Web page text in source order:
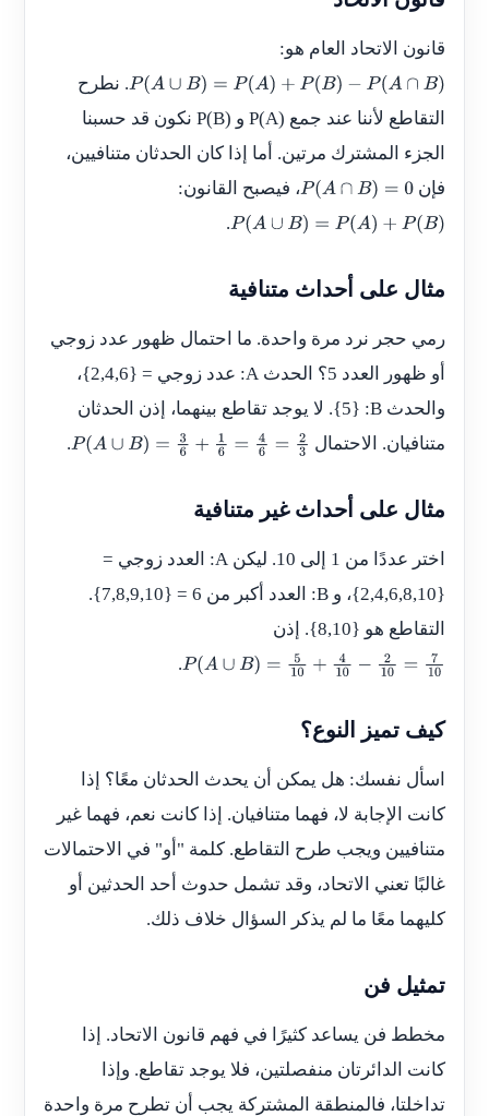
قانون الاتحاد العام هو:
P(A∪B )=P (A )+P(B )− P(A∩B)
. نطرح
التقاطع لأننا عند جمع P(A)و P(B)نكون قد حسبنا
الجزء المشترك مرتين. أما إذا كان الحدثان متنافيين،
فإن
P(A∩ B )=0
، فيصبح القانون:
P(A∪B )=P (A )+P(B )
.
مثال على أحداث متنافية
رمي حجر نرد مرة واحدة. ما احتمال ظهور عدد زوجي
أو ظهور العدد 5؟ الحدث
A
: عدد زوجي = {2,4,6}،
والحدث B
: {5}. لا يوجد تقاطع بينهما، إذن الحدثان
متنافيان. الاحتمال
P(A∪B )=3 6+ 16=46=23
.
مثال على أحداث غير متنافية
اختر عددًا من 1 إلى 10. ليكن A: العدد زوجي =
{2,4,6,8,10}، و
B
: العدد أكبر من 6 = {7,8,9,10}.
التقاطع هو {8,10}. إذن
P(A∪B )=5 10 +410−210= 710
.
كيف تميز النوع؟
اسأل نفسك: هل يمكن أن يحدث الحدثان معًا؟ إذا
كانت الإجابة لا، فهما متنافيان. إذا كانت نعم، فهما غير
متنافيين ويجب طرح التقاطع. كلمة "أو" في الاحتمالات
غالبًا تعني الاتحاد، وقد تشمل حدوث أحد الحدثين أو
كليهما معًا ما لم يذكر السؤال خلاف ذلك.
تمثيل فن
مخطط فن يساعد كثيرًا في فهم قانون الاتحاد. إذا
كانت الدائرتان منفصلتين، فلا يوجد تقاطع. وإذا
تداخلتا، فالمنطقة المشتركة يجب أن تطرح مرة واحدة